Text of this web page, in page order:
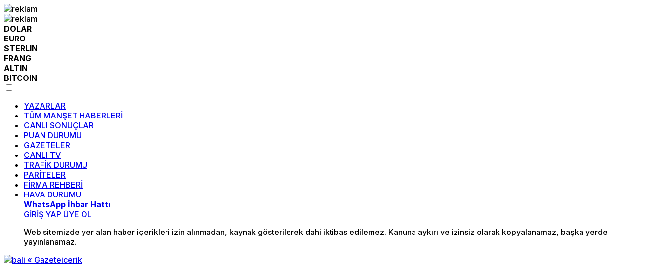
DOLAR
EURO
STERLIN
FRANG
ALTIN
BITCOIN
YAZARLAR
TÜM MANŞET HABERLERİ
CANLI SONUÇLAR
PUAN DURUMU
GAZETELER
CANLI TV
TRAFİK DURUMU
PARİTELER
FİRMA REHBERİ
HAVA DURUMU
WhatsApp İhbar Hattı
GİRİŞ YAP ÜYE OL
Web sitemizde yer alan haber içerikleri izin alınmadan, kaynak gösterilerek dahi iktibas edilemez. Kanuna aykırı ve izinsiz olarak kopyalanamaz, başka yerde
yayınlanamaz.